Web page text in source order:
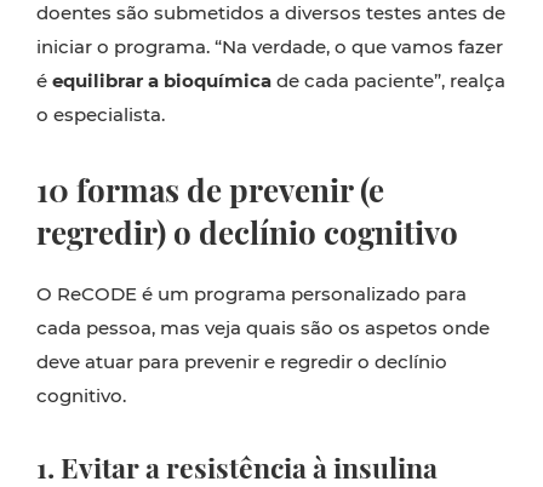
doentes são submetidos a diversos testes antes de
iniciar o programa. “Na verdade, o que vamos fazer
é equilibrar a bioquímica de cada paciente”, realça
o especialista.
10 formas de prevenir (e
regredir) o declínio cognitivo
O ReCODE é um programa personalizado para
cada pessoa, mas veja quais são os aspetos onde
deve atuar para prevenir e regredir o declínio
cognitivo.
1. Evitar a resistência à insulina